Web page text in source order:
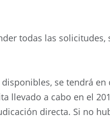
todas las
se tendrá
llevado a cabo en el
directa. Si no